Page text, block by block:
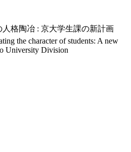
格陶冶 : 京大学生課の新計画
the character of students: A new
University Division